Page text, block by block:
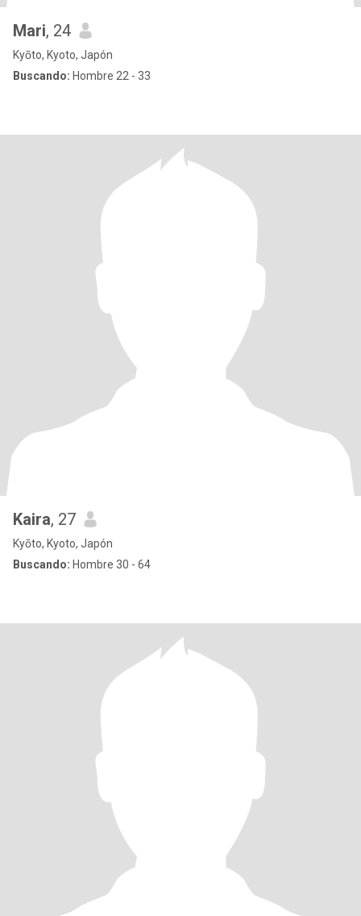
Mari, 24
Kyōto, Kyoto, Japón
Buscando: Hombre 22 - 33
Kaira, 27
Kyōto, Kyoto, Japón
Buscando: Hombre 30 - 64